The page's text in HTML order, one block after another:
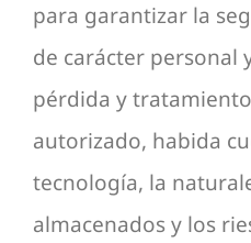
para garantizar la
de carácter personal
pérdida y
autorizado, habida
tecnología, la
almacenados y los